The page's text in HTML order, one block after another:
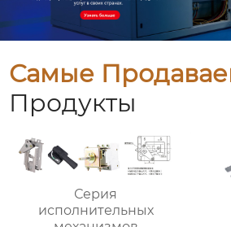
Самые
Продукты
Серия
исполнительных